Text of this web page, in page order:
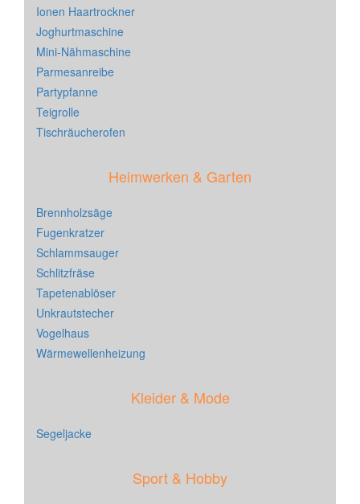
Ionen Haartrockner
Joghurtmaschine
Mini-Nähmaschine
Parmesanreibe
Partypfanne
Teigrolle
Tischräucherofen
Heimwerken & Garten
Brennholzsäge
Fugenkratzer
Schlammsauger
Schlitzfräse
Tapetenablöser
Unkrautstecher
Vogelhaus
Wärmewellenheizung
Kleider & Mode
Segeljacke
Sport & Hobby